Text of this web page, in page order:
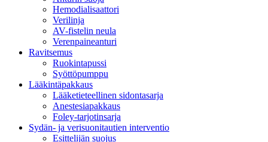
Hemodialisaattori
Verilinja
AV-fistelin neula
Verenpaineanturi
Ravitsemus
Ruokintapussi
Syöttöpumppu
Lääkintäpakkaus
Lääketieteellinen sidontasarja
Anestesiapakkaus
Foley-tarjotinsarja
Sydän- ja verisuonitautien interventio
Esittelijän suojus